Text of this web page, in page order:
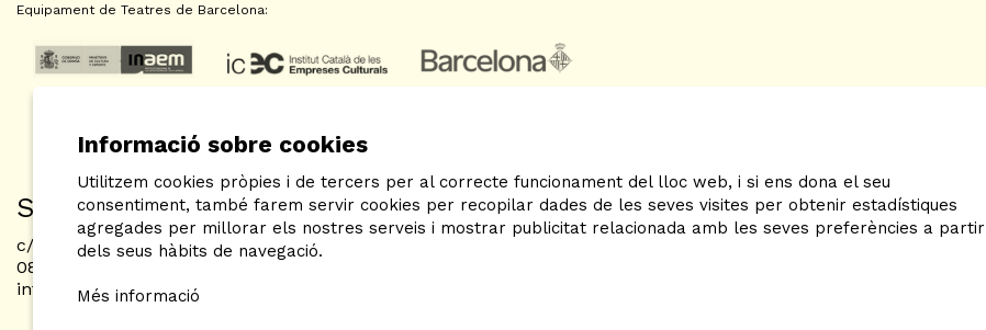
Equipament de Teatres de Barcelona:
SAT! Sant Andreu Teatre
c/ Neopàtria, 54
08030 Barcelona
info@sat-teatre.cat | 933457930
Sitemap | Avís Legal |
Declaració d'accessibilitat
Informació sobre cookies
Utilitzem cookies pròpies i de tercers per al correcte funcionament del lloc web, i si ens dona el seu
consentiment, també farem servir cookies per recopilar dades de les seves visites per obtenir estadístiques
agregades per millorar els nostres serveis i mostrar publicitat relacionada amb les seves preferències a partir
dels seus hàbits de navegació.
Més informació